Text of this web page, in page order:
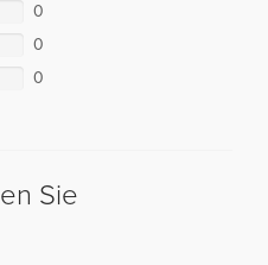
0
0
0
Sie